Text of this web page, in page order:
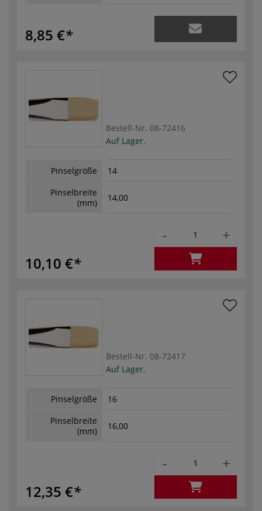
8,85 €
Bestell-Nr. 08-72416
Auf Lager.
Pinselgröße
14
Pinselbreite
(mm)
14,00
10,10 €
- +
Bestell-Nr. 08-72417
Auf Lager.
Pinselgröße
16
Pinselbreite
(mm)
16,00
12,35 €
- +